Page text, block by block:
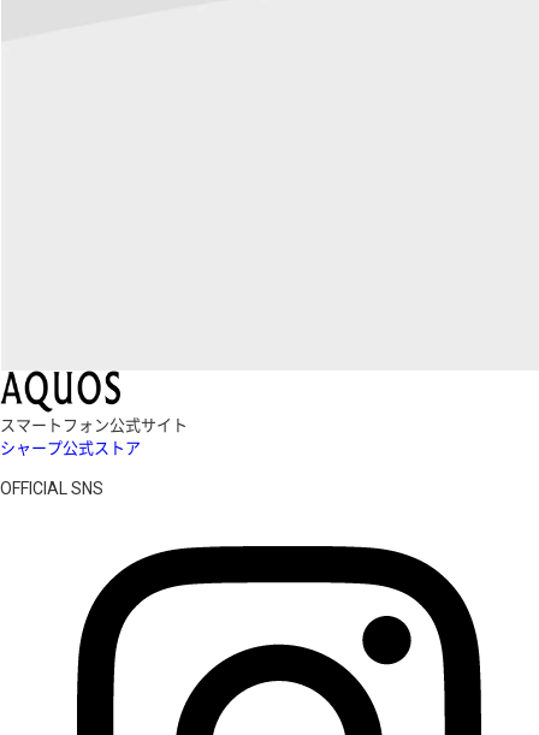
スマートフォン公式サイト
シャープ公式ストア
OFFICIAL SNS